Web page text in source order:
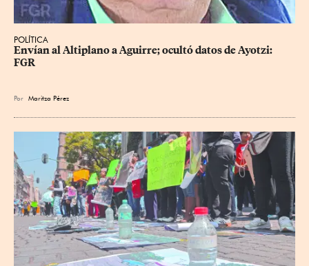
POLÍTICA
Envían al Altiplano a Aguirre; ocultó datos de Ayotzi:
FGR
Por Maritza Pérez